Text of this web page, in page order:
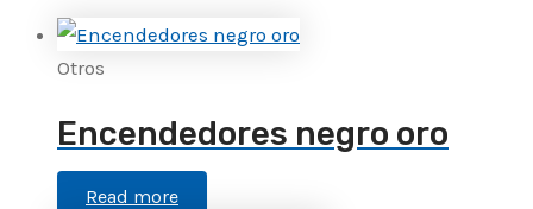
Otros
Encendedores negro oro
Read more